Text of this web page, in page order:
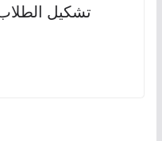
تشكيل